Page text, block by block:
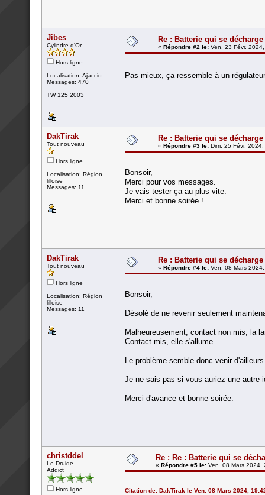
Jibes
Cylindre d'Or
Hors ligne
Localisation: Ajaccio
Messages: 470
TW 125 2003
Re : Batterie qui se
« Répondre #2 le: Ven. 23 Févr.
Pas mieux, ça ressemble à un
DakTirak
Tout nouveau
Hors ligne
Localisation: Région
lilloise
Messages: 11
Re : Batterie qui se
« Répondre #3 le: Dim. 25 Févr.
Bonsoir,
Merci pour vos messages.
Je vais tester ça au plus vite.
Merci et bonne soirée !
DakTirak
Tout nouveau
Hors ligne
Localisation: Région
lilloise
Messages: 11
Re : Batterie qui se
« Répondre #4 le: Ven. 08 Mars
Bonsoir,
Désolé de ne revenir seulement
Malheureusement, contact non mis, la
Contact mis, elle s'allume.
Le problème semble donc venir
Je ne sais pas si vous auriez une autre
Merci d'avance et bonne soirée.
christddel
Le Druide
Addict
Hors ligne
Re : Re : Batterie qui se
« Répondre #5 le: Ven. 08 Mars 2024,
Citation de: DakTirak le Ven. 08 Mars 2024,